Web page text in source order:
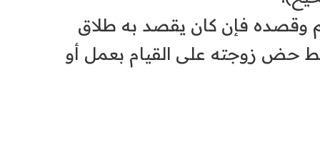
وقصده فإن كان يقصد به طلاق
حض زوجته على القيام بعمل أو